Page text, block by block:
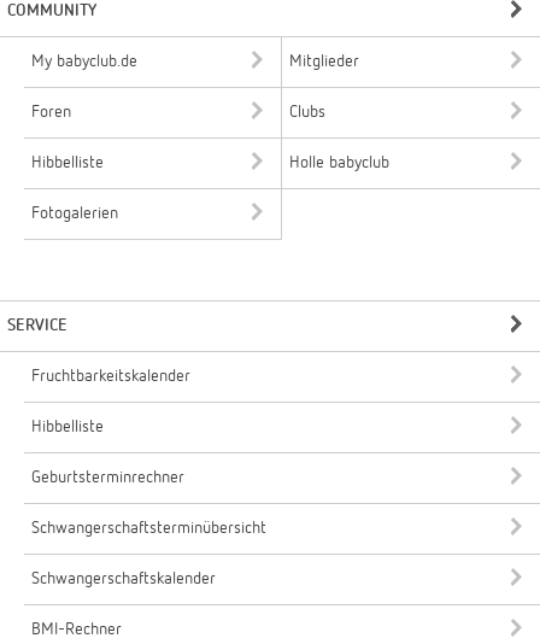
COMMUNITY
My babyclub.de Mitglieder
Foren Clubs
Hibbelliste Holle babyclub
Fotogalerien
SERVICE
Fruchtbarkeitskalender
Hibbelliste
Geburtsterminrechner
Schwangerschaftsterminübersicht
Schwangerschaftskalender
BMI-Rechner